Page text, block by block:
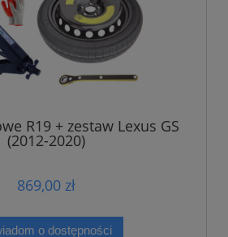
R19 + zestaw Lexus GS
(2012-2020)
869,00 zł
o dostępności